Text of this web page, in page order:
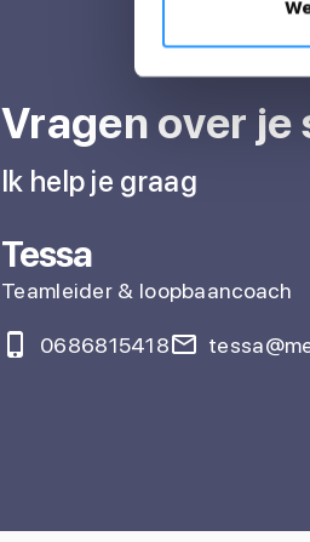
Vragen over
Ik help je graag
Tessa
Teamleider & loopbaancoach
0686815418